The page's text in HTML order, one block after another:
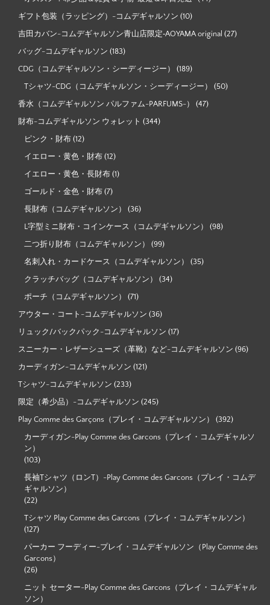
ギフト包装（ラッピング）-コムデギャルソン (10)
吉田カバン-コムデギャルソン青山店限定‐AOYAMA original (27)
バッグ-コムデギャルソン (183)
CDG（コムデギャルソン・シーディージー） (189)
Tシャツ-CDG（コムデギャルソン・シーディージー） (50)
香水（コムデギャルソン パルファム-PARFUMS-） (47)
財布-コムデギャルソン ウォレット (344)
ピンク・財布 (12)
イエロー・黄色・財布 (12)
イエロー・黄色・長財布 (1)
ゴールド・金色・財布 (7)
長財布（コムデギャルソン） (36)
L字型ミニ財布・コインケース（コムデギャルソン） (98)
二つ折り財布（コムデギャルソン） (99)
名刺入れ・カードケース（コムデギャルソン） (35)
クラッチバッグ（コムデギャルソン） (34)
ポーチ（コムデギャルソン） (71)
アウター・コート-コムデギャルソン (36)
リュック/バックパック-コムデギャルソン (17)
スニーカー・レザーシューズ（革靴）など-コムデギャルソン (96)
カーディガン-コムデギャルソン (121)
Tシャツ-コムデギャルソン (233)
限定（希少品）-コムデギャルソン (245)
Play Comme des Garçons（プレイ・コムデギャルソン） (392)
カーディガン-Play Comme des Garcons（プレイ・コムデギャルソ
ン）
(103)
長袖Tシャツ（ロンT）-Play Comme des Garcons（プレイ・コムデ
ギャルソン）
(22)
Tシャツ Play Comme des Garcons（プレイ・コムデギャルソン）
(127)
パーカー フーディー-プレイ・コムデギャルソン（Play Comme des
Garcons）
(26)
ニット セーター-Play Comme des Garcons（プレイ・コムデギャル
ソン）